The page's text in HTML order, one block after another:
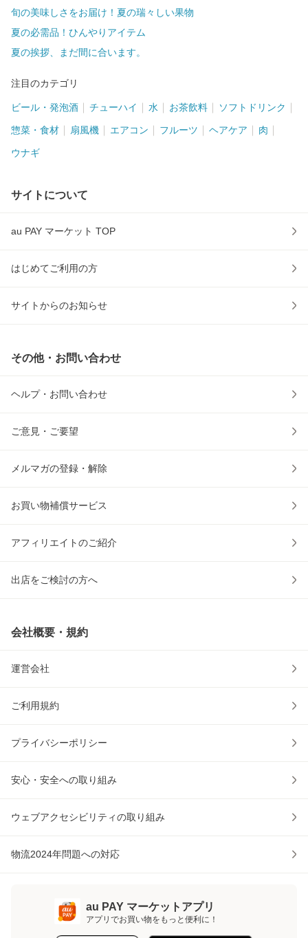
旬の美味しさをお届け！夏の瑞々しい果物
夏の必需品！ひんやりアイテム
夏の挨拶、まだ間に合います。
注目のカテゴリ
ビール・発泡酒 チューハイ 水 お茶飲料 ソフトドリンク
惣菜・食材 扇風機 エアコン フルーツ ヘアケア 肉
ウナギ
サイトについて
au PAY マーケット TOP
はじめてご利用の方
サイトからのお知らせ
その他・お問い合わせ
ヘルプ・お問い合わせ
ご意見・ご要望
メルマガの登録・解除
お買い物補償サービス
アフィリエイトのご紹介
出店をご検討の方へ
会社概要・規約
運営会社
ご利用規約
プライバシーポリシー
安心・安全への取り組み
ウェブアクセシビリティの取り組み
物流2024年問題への対応
au PAY マーケットアプリ
アプリでお買い物をもっと便利に！